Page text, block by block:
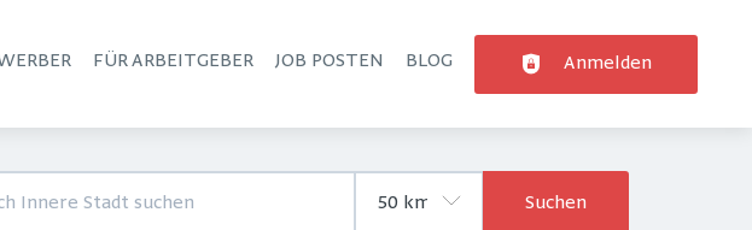
FÜR ARBEITGEBER JOB POSTEN BLOG Anmelden
Suchen